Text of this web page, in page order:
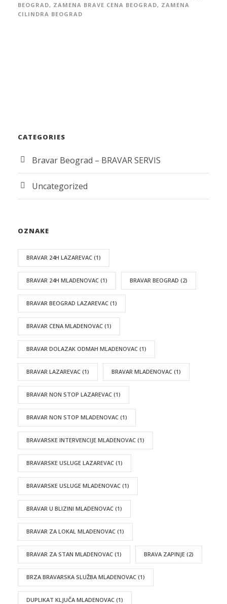
BEOGRAD, ZAMENA BRAVE CENA BEOGRAD, ZAMENA
CILINDRA BEOGRAD
CATEGORIES
Bravar Beograd – BRAVAR SERVIS
Uncategorized
OZNAKE
BRAVAR 24H LAZAREVAC (1)
BRAVAR 24H MLADENOVAC (1) BRAVAR BEOGRAD (2)
BRAVAR BEOGRAD LAZAREVAC (1)
BRAVAR CENA MLADENOVAC (1)
BRAVAR DOLAZAK ODMAH MLADENOVAC (1)
BRAVAR LAZAREVAC (1) BRAVAR MLADENOVAC (1)
BRAVAR NON STOP LAZAREVAC (1)
BRAVAR NON STOP MLADENOVAC (1)
BRAVARSKE INTERVENCIJE MLADENOVAC (1)
BRAVARSKE USLUGE LAZAREVAC (1)
BRAVARSKE USLUGE MLADENOVAC (1)
BRAVAR U BLIZINI MLADENOVAC (1)
BRAVAR ZA LOKAL MLADENOVAC (1)
BRAVAR ZA STAN MLADENOVAC (1) BRAVA ZAPINJE (2)
BRZA BRAVARSKA SLUŽBA MLADENOVAC (1)
DUPLIKAT KLJUČA MLADENOVAC (1)